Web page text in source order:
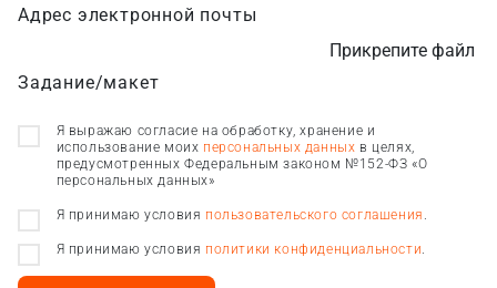
Адрес электронной почты
Задание/макет
Прикрепите файл
Я выражаю согласие на обработку, хранение и
использование моих персональных данных в целях,
предусмотренных Федеральным законом №152-ФЗ «О
персональных данных»
Я принимаю условия пользовательского соглашения
Я принимаю условия политики конфиденциальности